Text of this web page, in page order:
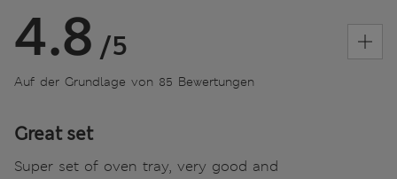
4.8 /5
Auf der Grundlage von 85 Bewertungen
Great set
Super set of oven tray, very good and